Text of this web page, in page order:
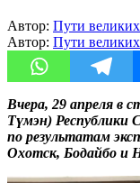
Автор: Пути
Автор: Пути
Вчера, 29 апреля в
Түмэн) Республики
по результатам
Охотск, Бодайбо и